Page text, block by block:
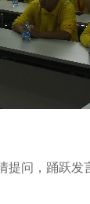
问，踊跃发